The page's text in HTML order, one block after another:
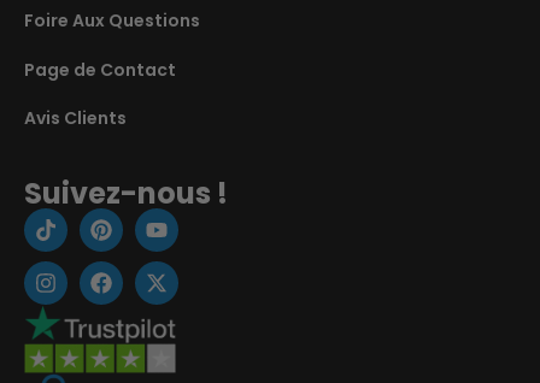
Foire Aux Questions
Page de Contact
Avis Clients
Suivez-nous !